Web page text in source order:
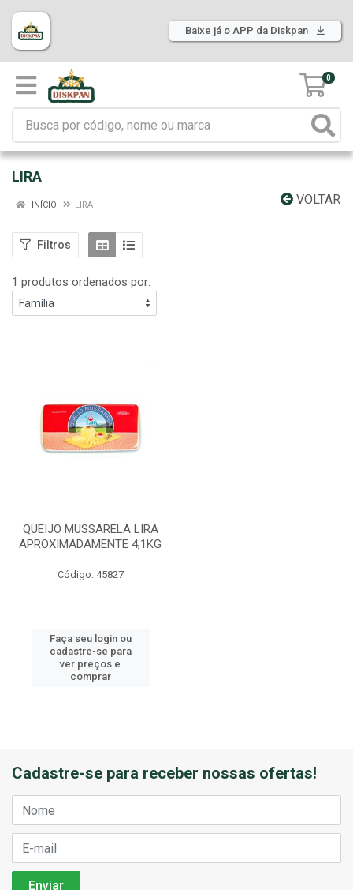
Baixe já o APP da Diskpan
0
LIRA
VOLTAR
INÍCIO LIRA
Filtros
1 produtos ordenados por:
QUEIJO MUSSARELA LIRA
APROXIMADAMENTE 4,1KG
Código: 45827
Faça seu login ou
cadastre-se para
ver preços e
comprar
Cadastre-se para receber nossas ofertas!